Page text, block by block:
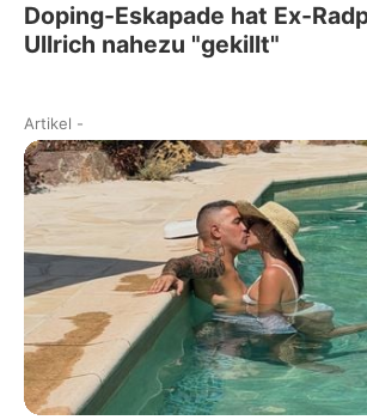
Doping-Eskapade hat Ex-
Ullrich nahezu "gekillt"
Artikel -